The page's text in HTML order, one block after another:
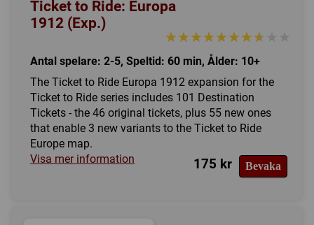
Ticket to Ride: Europa
1912 (Exp.)
★★★★★★★★★★
★★★★★★★★★★
Antal spelare: 2-5, Speltid: 60 min, Ålder: 10+
The Ticket to Ride Europa 1912 expansion for the
Ticket to Ride series includes 101 Destination
Tickets - the 46 original tickets, plus 55 new ones
that enable 3 new variants to the Ticket to Ride
Europe map.
Visa mer information
Bevaka
175 kr